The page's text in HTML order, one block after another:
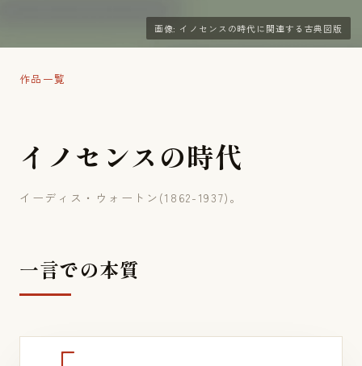
画像: イノセンスの時代に関連する古典図版
作品一覧
イ ノ セ ンス の時代
イーディス・ウォートン(1862-1937)。
一言での本質